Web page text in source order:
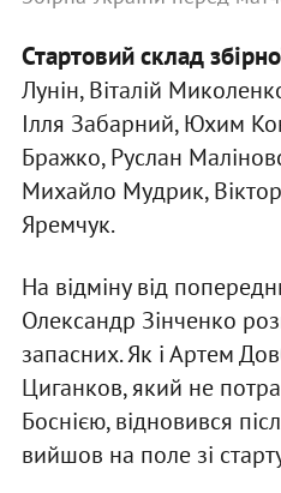
Стартовий склад
Лунін, Віталій
Ілля Забарний, Юхим
Бражко, Руслан
Михайло Мудрик,
Яремчук.
На відміну від
Олександр Зінченко
запасних. Як і Артем
Циганков, який не
Боснією, відновився
вийшов на поле зі